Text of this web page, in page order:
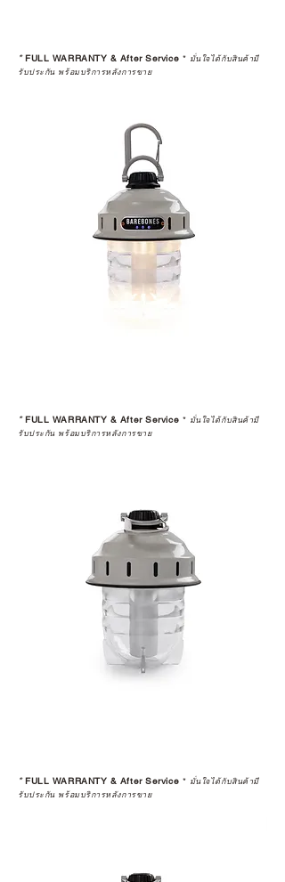
*FULL WARRANTY & After Service * มั่นใจได้กับสินค้ามี
รับประกัน พร้อมบริการหลังการขาย
*FULL WARRANTY & After Service * มั่นใจได้กับสินค้ามี
รับประกัน พร้อมบริการหลังการขาย
*FULL WARRANTY & After Service * มั่นใจได้กับสินค้ามี
รับประกัน พร้อมบริการหลังการขาย